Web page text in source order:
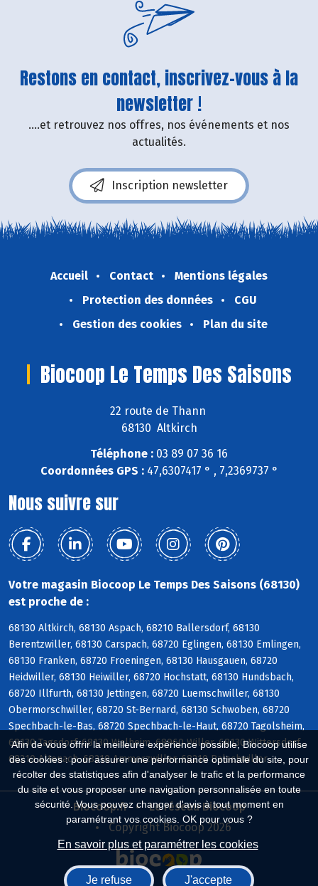
Afin de vous offrir la meilleure expérience possible, Biocoop utilise
des cookies : pour assurer une performance optimale du site, pour
récolter des statistiques afin d'analyser le trafic et la performance
du site et vous proposer une navigation personnalisée en toute
sécurité. Vous pouvez changer d'avis à tout moment en
paramétrant vos cookies. OK pour vous ?
En savoir plus et paramétrer les cookies
Je refuse J'accepte
Restons en contact, inscrivez-vous à la
newsletter !
....et retrouvez nos offres, nos événements et nos
actualités.
Inscription newsletter
Accueil Contact
Mentions légales
Protection des données
CGU
Gestion des cookies
Plan du site
Biocoop Le Temps Des Saisons
22 route de Thann
68130 Altkirch
Téléphone : 03 89 07 36 16
Coordonnées GPS :47,6307417 ° , 7,2369737 °
Nous suivre sur
Votre magasin Biocoop Le Temps Des Saisons (68130)
est proche de :
68130 Altkirch, 68130 Aspach, 68210 Ballersdorf, 68130
Berentzwiller, 68130 Carspach, 68720 Eglingen, 68130 Emlingen,
68130 Franken, 68720 Froeningen, 68130 Hausgauen, 68720
Heidwiller, 68130 Heiwiller, 68720 Hochstatt, 68130 Hundsbach,
68720 Illfurth, 68130 Jettingen, 68720 Luemschwiller, 68130
Obermorschwiller, 68720 St-Bernard, 68130 Schwoben, 68720
Spechbach-le-Bas, 68720 Spechbach-le-Haut, 68720 Tagolsheim,
68130 Tagsdorf, 68130 Walheim, 68960 Willer, 68130 Wittersdorf,
68210 Altenach, 68210 Ammerzwiller, 68210 Balschwiller
Biocoop.fr
Le réseau Biocoop
Copyright Biocoop 2026